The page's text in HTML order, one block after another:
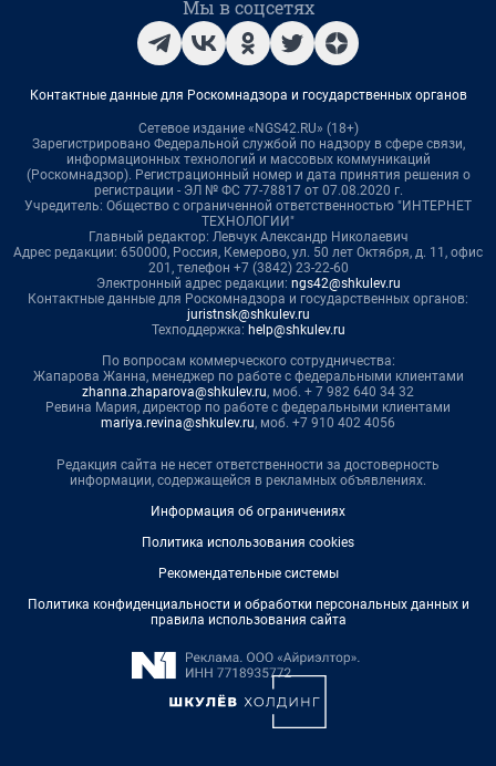
Мы в соцсетях
Контактные данные для Роскомнадзора и государственных органов
Сетевое издание «NGS42.RU» (18+)
Зарегистрировано Федеральной службой по надзору в сфере связи,
информационных технологий и массовых коммуникаций
(Роскомнадзор). Регистрационный номер и дата принятия решения о
регистрации - ЭЛ № ФС 77-78817 от 07.08.2020 г.
Учредитель: Общество с ограниченной ответственностью "ИНТЕРНЕТ
ТЕХНОЛОГИИ"
Главный редактор: Левчук Александр Николаевич
Адрес редакции: 650000, Россия, Кемерово, ул. 50 лет Октября, д. 11, офис
201, телефон +7 (3842) 23-22-60
Электронный адрес редакции: ngs42@shkulev.ru
Контактные данные для Роскомнадзора и государственных органов:
juristnsk@shkulev.ru
Техподдержка: help@shkulev.ru
По вопросам коммерческого сотрудничества:
Жапарова Жанна, менеджер по работе с федеральными клиентами
zhanna.zhaparova@shkulev.ru, моб. + 7 982 640 34 32
Ревина Мария, директор по работе с федеральными клиентами
mariya.revina@shkulev.ru, моб. +7 910 402 4056
Редакция сайта не несет ответственности за достоверность
информации, содержащейся в рекламных объявлениях.
Информация об ограничениях
Политика использования cookies
Рекомендательные системы
Политика конфиденциальности и обработки персональных данных и
правила использования сайта